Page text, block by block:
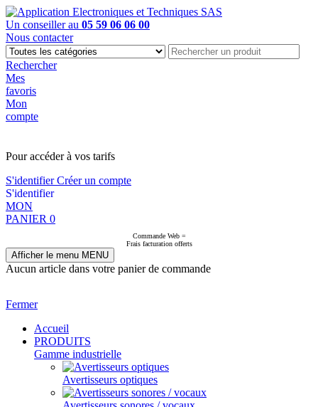
Un conseiller au 05 59 06 06 00
Nous contacter
Rechercher
Mes
favoris
Mon
compte
Pour accéder à vos tarifs
S'identifierCréer un compte
S'identifier
MON
PANIER 0
Commande Web =
Frais facturation offerts
Afficher le menu MENU
Aucun article dans votre panier de commande
Fermer
Accueil
PRODUITS
Gamme industrielle
Avertisseurs optiques